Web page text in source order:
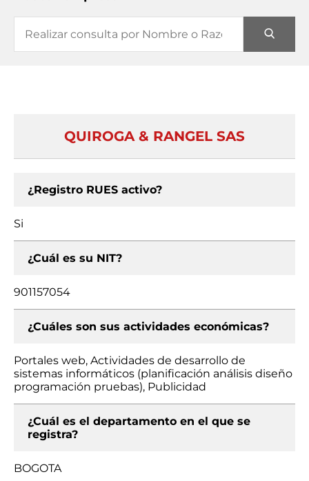
QUIROGA & RANGEL SAS
¿Registro RUES activo?
Si
¿Cuál es su NIT?
901157054
¿Cuáles son sus actividades económicas?
Portales web, Actividades de desarrollo de
sistemas informáticos (planificación análisis diseño
programación pruebas), Publicidad
¿Cuál es el departamento en el que se
registra?
BOGOTA